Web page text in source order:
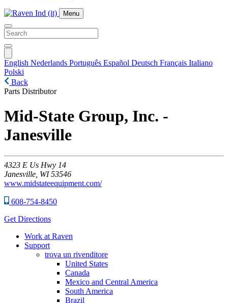
Menu
English Nederlands Português Español Deutsch Français Italiano
Polski
Back
Parts Distributor
Mid-State Group, Inc. -
Janesville
4323 E Us Hwy 14
Janesville, WI 53546
www.midstateequipment.com/
608-754-8450
Get Directions
Work at Raven
Support
trova un rivenditore
United States
Canada
Mexico and Central America
South America
Brazil